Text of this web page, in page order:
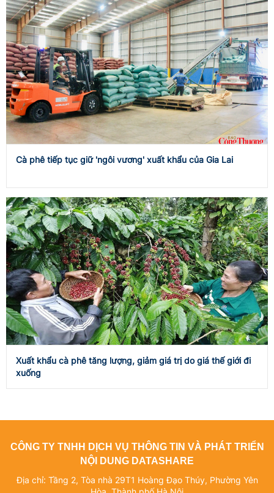
Cà phê tiếp tục giữ 'ngôi vương' xuất khẩu của Gia Lai
Xuất khẩu cà phê tăng lượng, giảm giá trị do giá thế giới đi
xuống
CÔNG TY TNHH DỊCH VỤ THÔNG TIN VÀ PHÁT TRIỂN
NỘI DUNG DATASHARE
Địa chỉ: Tầng 2, Tòa nhà 29T1 Hoàng Đạo Thúy, Phường Yên